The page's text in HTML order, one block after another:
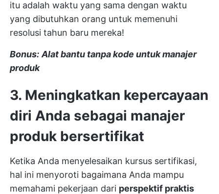
itu adalah waktu yang sama dengan waktu
yang dibutuhkan orang untuk memenuhi
resolusi tahun baru mereka!
Bonus: Alat bantu tanpa kode untuk manajer
produk
3. Meningkatkan kepercayaan
diri Anda sebagai manajer
produk bersertifikat
Ketika Anda menyelesaikan kursus sertifikasi,
hal ini menyoroti bagaimana Anda mampu
memahami pekerjaan dari perspektif praktis